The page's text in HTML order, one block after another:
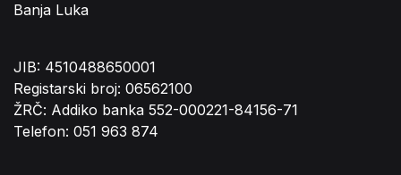
Banja Luka
JIB: 4510488650001
Registarski broj: 06562100
ŽRČ: Addiko banka 552-000221-84156-71
Telefon: 051 963 874